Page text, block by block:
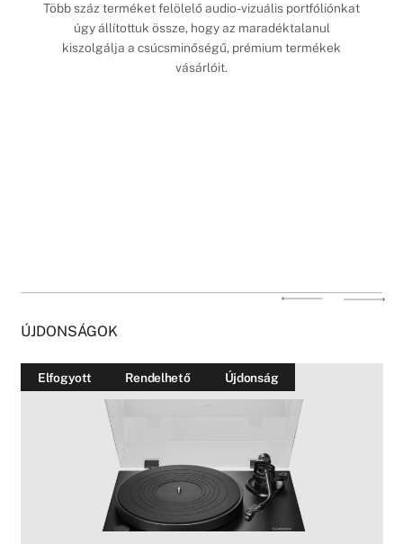
Több száz terméket felölelő audio-vizuális portfóliónkat
úgy állítottuk össze, hogy az maradéktalanul
kiszolgálja a csúcsminőségű, prémium termékek
vásárlóit.
ÚJDONSÁGOK
Elfogyott Rendelhető Újdonság